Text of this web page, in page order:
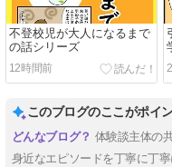
不登校児が大人になるまで
の話シリーズ
12時間前
このブログのここがポイ
体験談主体の
身近なエピソードを丁寧に丁